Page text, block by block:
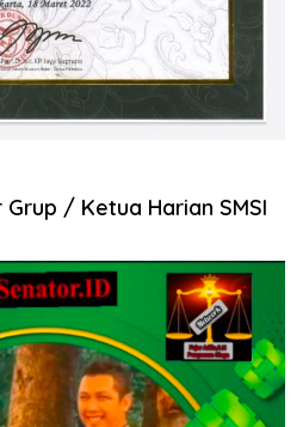
/ Ketua Harian SMSI